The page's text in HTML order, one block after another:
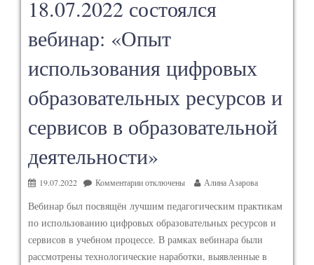
18.07.2022 состоялся
вебинар: «Опыт
использования цифровых
образовательных ресурсов и
сервисов в образовательной
деятельности»
19.07.2022 Комментарииотключены Алина Азарова
Вебинар был посвящён лучшим педагогическим практикам
по использованию цифровых образовательных ресурсов и
сервисов в учебном процессе. В рамках вебинара были
рассмотрены технологические наработки, выявленные в